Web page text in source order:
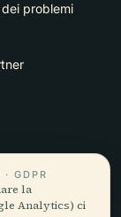
dei problemi
· GDPR
la
Analytics) ci